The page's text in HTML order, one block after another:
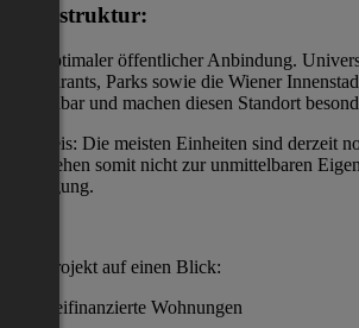
Infrastruktur:
und optimaler öffentlicher Anbindung.
Restaurants, Parks sowie die Wiener
erreichbar und machen diesen Standort
Hinweis: Die meisten Einheiten sind derzeit
und stehen somit nicht zur unmittelbaren
Verfügung.
Das Projekt auf einen Blick:
151 freifinanzierte Wohnungen